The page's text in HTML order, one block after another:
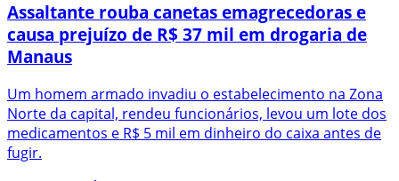
Assaltante rouba canetas emagrecedoras e
causa prejuízo de R$ 37 mil em drogaria de
Manaus
Um homem armado invadiu o estabelecimento na Zona
Norte da capital, rendeu funcionários, levou um lote dos
medicamentos e R$ 5 mil em dinheiro do caixa antes de
fugir.